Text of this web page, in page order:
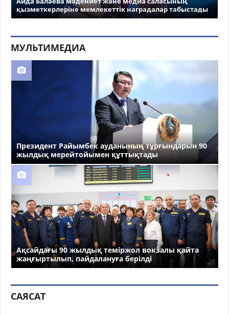
қызметкерлеріне мемлекеттік наградалар табыстады
МУЛЬТИМЕДИА
Президент Райымбек ауданының тұрғындарын 90
жылдық мерейтойымен құттықтады
Ақсайдағы 90 жылдық теміржол вокзалы қайта
жаңғыртылып, пайдалануға берілді
САЯСАТ